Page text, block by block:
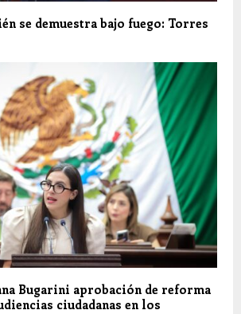
se demuestra bajo fuego: Torres
Bugarini aprobación de reforma
ciudadanas en los